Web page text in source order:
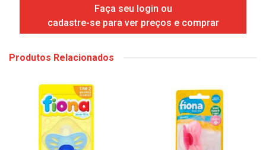
Faça seu login ou
cadastre-se para ver preços e comprar
Produtos Relacionados